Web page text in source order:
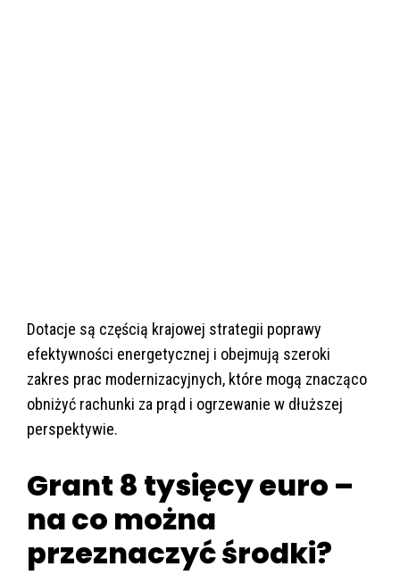
Dotacje są częścią krajowej strategii poprawy
efektywności energetycznej i obejmują szeroki
zakres prac modernizacyjnych, które mogą znacząco
obniżyć rachunki za prąd i ogrzewanie w dłuższej
perspektywie.
Grant 8 tysięcy euro –
na co można
przeznaczyć środki?